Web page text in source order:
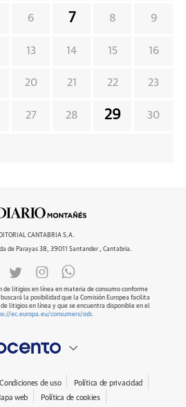
6 7 8 9
13 14 15 16
20 21 22 23
27 28 29 30
CANTABRIA S.A.
de Parayas 38, 39011 Santander , Cantabria.
de litigios en línea en materia de consumo conforme
la posibilidad que la Comisión Europea facilita
litigios en línea y que se encuentra disponible en el
ec.europa.eu/consumers/odr.
Condiciones de uso
Política de privacidad
web Política de cookies